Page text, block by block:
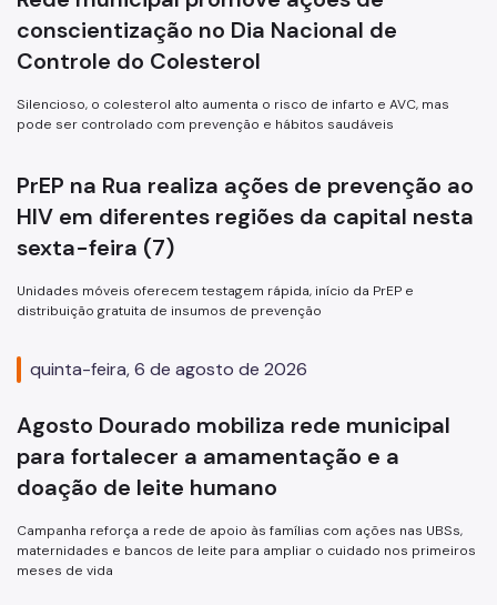
Infecções Sexualmente Transmissíveis - IST/AIDS
Epidemiologia e Informação - CEInfo
Escola Municipal de Saúde - EMS
Gestão Participativa
Hospital do Servidor Público Municipal
Licitações e Compras Públicas
Atas de Registro de Preços
Manuais de Identidade Visual
Notícias
Ouvidoria
conscientização no Dia Nacional de
Controle do Colesterol
Silencioso, o colesterol alto aumenta o risco de infarto e AVC, mas
pode ser controlado com prevenção e hábitos saudáveis
PrEP na Rua realiza ações de prevenção ao
HIV em diferentes regiões da capital nesta
sexta-feira (7)
Unidades móveis oferecem testagem rápida, início da PrEP e
distribuição gratuita de insumos de prevenção
quinta-feira, 6 de agosto de 2026
Agosto Dourado mobiliza rede municipal
para fortalecer a amamentação e a
doação de leite humano
Campanha reforça a rede de apoio às famílias com ações nas UBSs,
maternidades e bancos de leite para ampliar o cuidado nos primeiros
meses de vida